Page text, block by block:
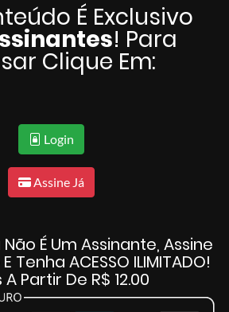
É Exclusivo
! Para
Clique Em:
Login
Assine Já
É Um Assinante, Assine
Tenha ACESSO ILIMITADO!
A Partir De R$ 12.00